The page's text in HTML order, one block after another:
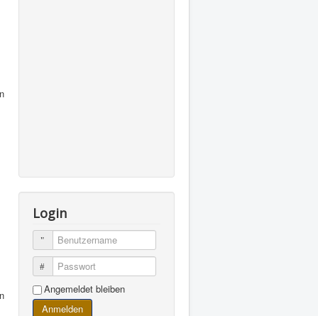
Login
Benutzername
Passwort
Angemeldet bleiben
Anmelden